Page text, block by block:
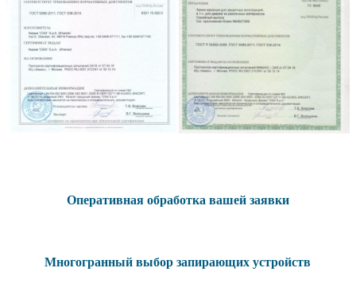
Оперативная обработка вашей заявки
Многогранный выбор запирающих устройств